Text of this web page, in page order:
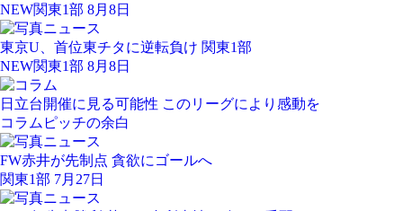
NEW関東1部 8月8日
東京U、首位東チタに逆転負け 関東1部
NEW関東1部 8月8日
日立台開催に見る可能性 このリーグにより感動を
コラム ピッチの余白
FW赤井が先制点 貪欲にゴールへ
関東1部 7月27日